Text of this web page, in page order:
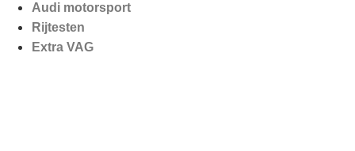
Audi motorsport
Rijtesten
Extra VAG